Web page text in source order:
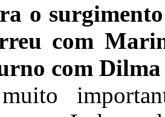
o
com
com Dilma
muito